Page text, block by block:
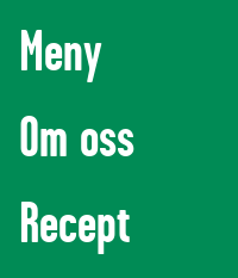
Meny
Om oss
Recept